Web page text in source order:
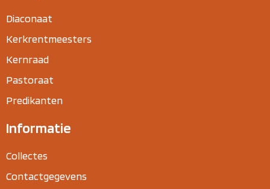
Diaconaat
Kerkrentmeesters
Kernraad
Pastoraat
Predikanten
Informatie
Collectes
Contactgegevens